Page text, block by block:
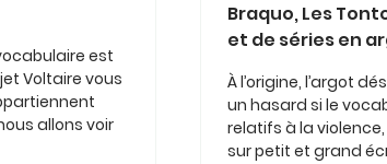
est
Voltaire vous
allons voir
Braquo, Les
et de séries en
À l’origine, l’argot
un hasard si le
relatifs à la
sur petit et grand